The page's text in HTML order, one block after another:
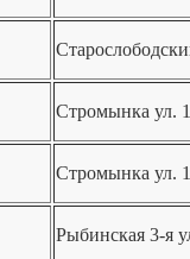
Стромынка ул.
Стромынка ул.
Рыбинская 3-я